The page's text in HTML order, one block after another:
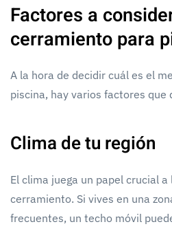
Factores a
cerramiento para
A la hora de decidir cuál es el
piscina, hay varios factores que
Clima de tu región
El clima juega un papel crucial
cerramiento. Si vives en una
frecuentes, un techo móvil